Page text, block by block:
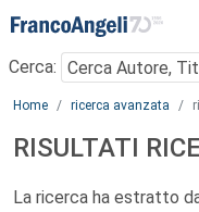
Menu
Cerca:
Main content
Home ricerca avanzata
RISULTATI
La ricerca ha estratto